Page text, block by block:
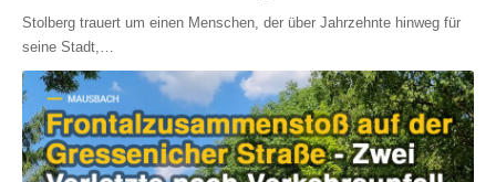
Stolberg trauert um einen Menschen, der über Jahrzehnte hinweg für
seine Stadt,…